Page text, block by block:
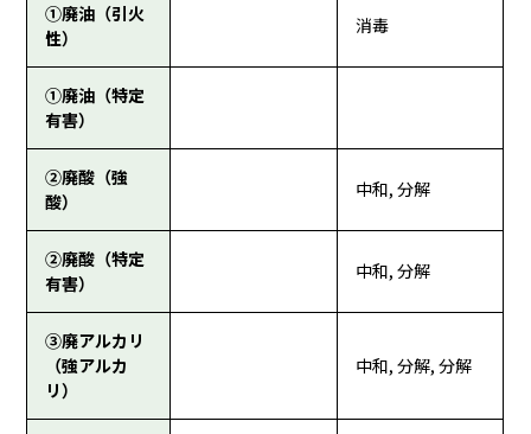
①廃油（引火
性）
消毒
①廃油（特定
有害）
②廃酸（強
酸）
中和, 分解
②廃酸（特定
有害）
中和, 分解
③廃アルカリ
（強アルカ
リ）
中和, 分解, 分解